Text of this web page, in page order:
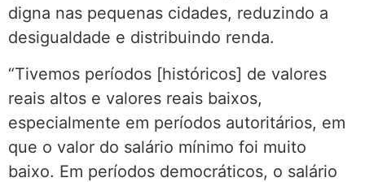
digna nas pequenas cidades, reduzindo a
desigualdade e distribuindo renda.
“Tivemos períodos [históricos] de valores
reais altos e valores reais baixos,
especialmente em períodos autoritários, em
que o valor do salário mínimo foi muito
baixo. Em períodos democráticos, o salário